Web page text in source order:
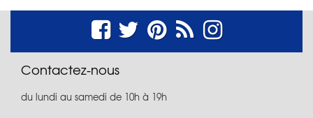
Contactez-nous
du lundi au samedi de 10h à 19h